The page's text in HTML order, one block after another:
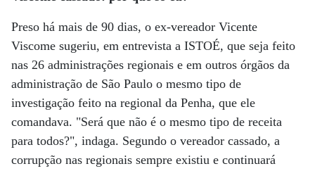
Preso há mais de 90 dias, o ex-vereador Vicente
Viscome sugeriu, em entrevista a ISTOÉ, que seja feito
nas 26 administrações regionais e em outros órgãos da
administração de São Paulo o mesmo tipo de
investigação feito na regional da Penha, que ele
comandava. "Será que não é o mesmo tipo de receita
para todos?", indaga. Segundo o vereador cassado, a
corrupção nas regionais sempre existiu e continuará